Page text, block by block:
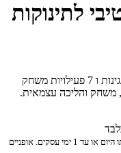
לתינוקות
הליכון התפתחותי בצורת זברה עם אורות, מנגינות ו 7 פעילויות משחק
פריטים שהם לא אופניים בדרך כלל מוכנים לאיסוף באותו היום או עד 1 ימי עסקים. אופניים